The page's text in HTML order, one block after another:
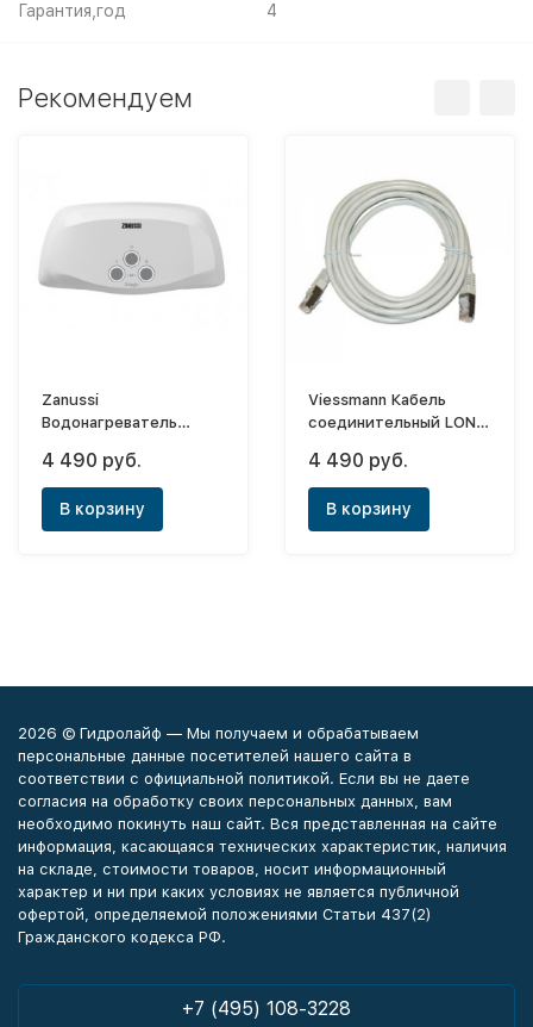
Гарантия,год 4
Рекомендуем
Zanussi
Водонагреватель
Logic 3.5 TS
(душ+кран)
4 490 руб.
В корзину
Viessmann Кабель
соединительный LON,
45)
4 490 руб.
В корзину
2026 © Гидролайф — Мы получаем и обрабатываем
персональные данные посетителей нашего сайта в
соответствии с официальной политикой. Если вы не даете
согласия на обработку своих персональных данных, вам
необходимо покинуть наш сайт. Вся представленная на сайте
информация, касающаяся технических характеристик, наличия
на складе, стоимости товаров, носит информационный
характер и ни при каких условиях не является публичной
офертой, определяемой положениями Статьи 437(2)
Гражданского кодекса РФ.
+7 (495) 108-3228